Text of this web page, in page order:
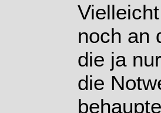
noch an
die ja
die